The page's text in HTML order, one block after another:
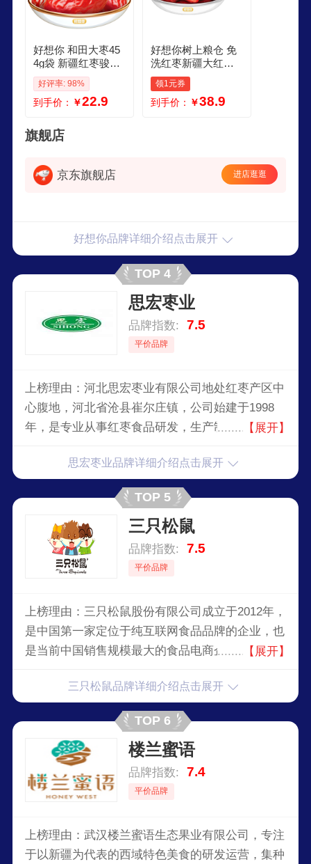
好想你 和田大枣45
4g袋 新疆红枣骏枣
煮粥红枣可夹核桃
骏枣
好评率: 98%
到手价： ￥22.9
好想你树上粮仓 免
洗红枣新疆大红枣
即食大枣泡茶煮煲
粥零食特产果干 免
洗红枣500g2袋红枣
领1元券
到手价： ￥38.9
旗舰店
京东旗舰店 进店逛逛
好想你品牌详细介绍点击展开
TOP 4
思宏枣业
品牌指数: 7.5
平价品牌
上榜理由：河北思宏枣业有限公司地处红枣产区中
心腹地，河北省沧县崔尔庄镇，公司始建于1998
年，是专业从事红枣食品研发，生产制造，销售服
牌”和“人间珍果牌”阿胶枣、阿胶贡枣、桂花蜜枣、
水晶蜜枣、免洗大红枣、免洗金丝枣、新疆骏枣、
和田枣等系列枣制品。
【展开】
思宏枣业品牌详细介绍点击展开
TOP 5
三只松鼠
品牌指数: 7.5
平价品牌
上榜理由：三只松鼠股份有限公司成立于2012年，
是中国第一家定位于纯互联网食品品牌的企业，也
是当前中国销售规模最大的食品电商企业，代表着
验，取料原产地，全程最新鲜，极致优服务。其主
营业务覆盖了坚果、肉脯、鸭胗、果干、膨化等全
【展开】
三只松鼠品牌详细介绍点击展开
TOP 6
楼兰蜜语
品牌指数: 7.4
平价品牌
上榜理由：武汉楼兰蜜语生态果业有限公司，专注
于以新疆为代表的西域特色美食的研发运营，集种